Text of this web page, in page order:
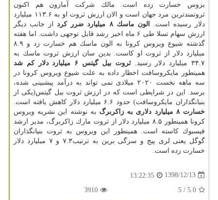
بزوس خسارت زده است. مالك شركت آمازون هم اكنون
ثروتمندترین مرد جهان است و الان ارزش ثروت او به ۱۱۳.۶ میلیارد
دلار رسیده است.
الون ماسك ۸ میلیارد ضرر كرد
از جانب دیگر
ارزش سهام تسلا طی ۶ ماه اخیر رشد قابل توجهی داشت. اما هفته
گذشته شیوع ویروس كرونا به الون ماسك هم خسارت زد و ۸.۹
میلیارد دلار از ثروت او كاست. بدین سان ارزش ثروت ماسك به
۳۴.۷ میلیارد دلار رسید.
ثروت بیل گیتس ۶ میلیارد دلار كم شد
همینطور مایكروسافت اخطار داده به علت شیوع ویروس كرونا در
سه ماهه نخست ۲۰۲۰ میلادی نمی تواند به درآمد پیشبینی شده،
برسد. این در شرایطی است كه در ارزش ثروت بیل گیتس(یكی از
بنیانگذاران مایكروسافت) حدود ۶.۶ میلیارد دلار كاهش یافته است.
خسارت ۸ میلیارد دلاری به زاكربرگ
به نوشته این نشریه ویروس
كرونا همینطور ۸.۵ میلیارد دلار از ثروت مارك زاكربرگ، مدیر ارشد
فیسبوك كاسته است. همینطور این ویروس به ثروت بنیانگذاران
گوگل یعنی لری پیج و سرگی برین به ترتیب۷.۳ و ۷ میلیارد دلار
خسارت زده است.
1398/12/13
13:22:35
5.0
/ 5
3910